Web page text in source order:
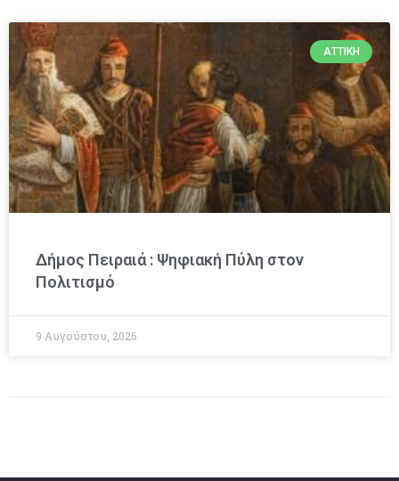
ΑΤΤΙΚΉ
Δήμος Πειραιά : Ψηφιακή Πύλη στον
Πολιτισμό
9 Αυγούστου, 2026